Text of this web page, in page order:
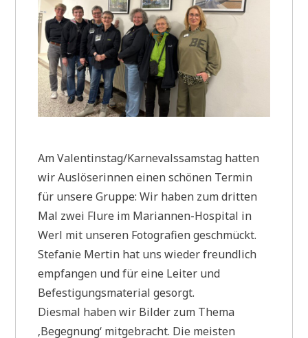
Am Valentinstag/Karnevalssamstag hatten
wir Auslöserinnen einen schönen Termin
für unsere Gruppe: Wir haben zum dritten
Mal zwei Flure im Mariannen-Hospital in
Werl mit unseren Fotografien geschmückt.
Stefanie Mertin hat uns wieder freundlich
empfangen und für eine Leiter und
Befestigungsmaterial gesorgt.
Diesmal haben wir Bilder zum Thema
‚Begegnung‘ mitgebracht. Die meisten